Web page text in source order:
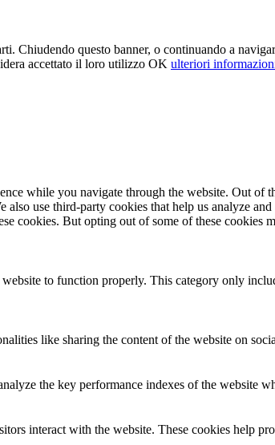
Chiudendo questo banner, o continuando a
accettato il loro utilizzo OK ulteriori
while you navigate through the website. Out of
use third-party cookies that help us analyze
cookies. But opting out of some of these cookies
to function properly. This category only
like sharing the content of the website on
the key performance indexes of the website
interact with the website. These cookies help